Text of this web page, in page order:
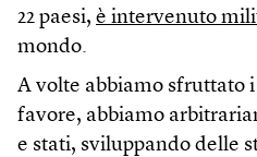
22 paesi, è intervenuto
mondo.
A volte abbiamo sfruttato
favore, abbiamo
e stati, sviluppando delle